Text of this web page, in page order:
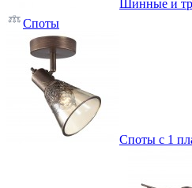
Шинные и
Споты
Споты с 1